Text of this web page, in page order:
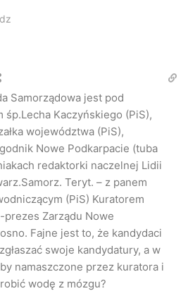
Samorządowa jest pod
Kaczyńskiego (PiS),
województwa (PiS),
Nowe Podkarpacie (tuba
redaktorki naczelnej Lidii
Teryt. – z panem
(PiS) Kuratorem
Zarządu Nowe
Fajne jest to, że kandydaci
swoje kandydatury, a w
namaszczone przez kuratora i
wodę z mózgu?